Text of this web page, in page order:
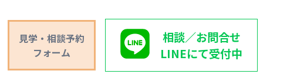
見学・相談予約
フォーム
相談／お問合せ
LINEにて受付中